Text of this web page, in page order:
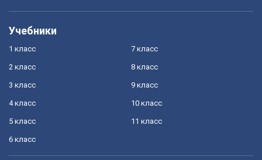
Учебники
1 класс
2 класс
3 класс
4 класс
5 класс
6 класс
7 класс
8 класс
9 класс
10 класс
11 класс